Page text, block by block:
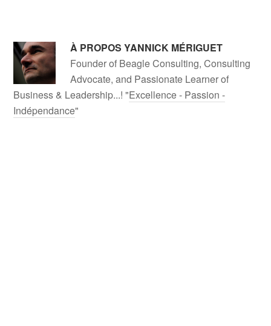
À PROPOSYANNICK MÉRIGUET
Founder of Beagle Consulting, Consulting
Advocate, and Passionate Learner of
Business & Leadership...! "Excellence - Passion -
Indépendance"